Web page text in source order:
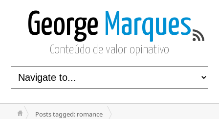
George Marques
Conteúdo de valor opinativo
Posts tagged: romance